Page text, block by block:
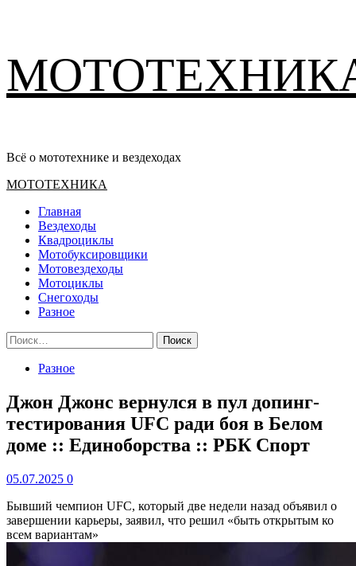
содержимому
Всё о мототехнике и вездеходах
Основное
МОТОТЕХНИКА
Главная
Вездеходы
Квадроциклы
Мотобуксировщики
Мотовездеходы
Мотоциклы
Снегоходы
Разное
Найти:
Разное
Джон Джонс вернулся в пул допинг-
тестирования UFC ради боя в Белом
доме :: Единоборства :: РБК Спорт
05.07.2025 0
Бывший чемпион UFC, который две недели назад объявил о
завершении карьеры, заявил, что решил «быть открытым ко
всем вариантам»